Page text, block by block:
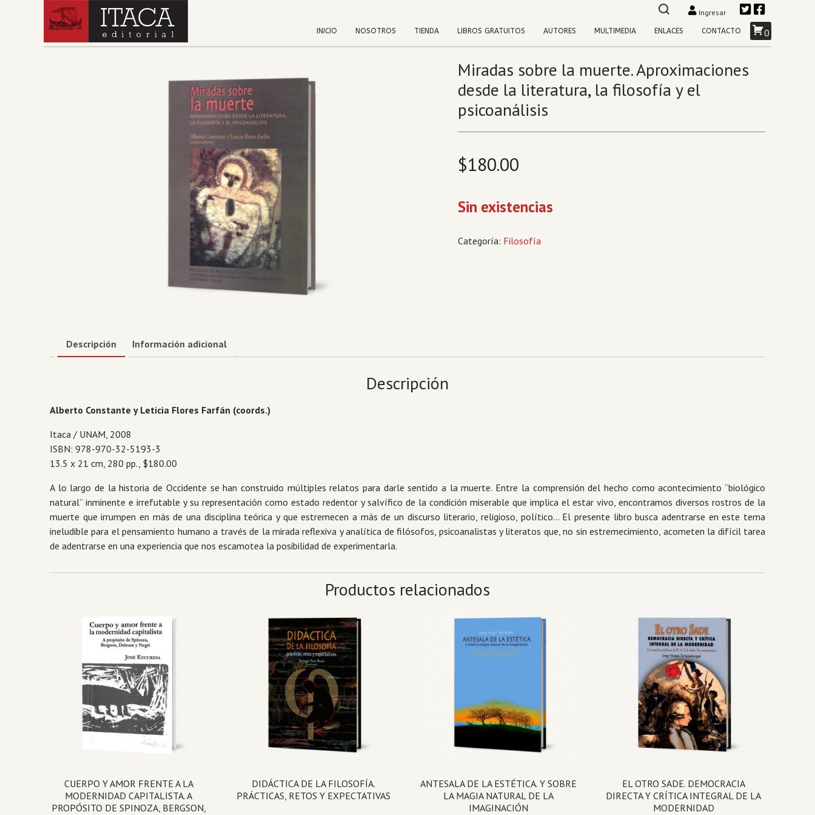
Ingresar
0
INICIO NOSOTROS TIENDA LIBROS GRATUITOS AUTORES MULTIMEDIA ENLACES CONTACTO
Miradas sobre la muerte. Aproximaciones
desde la literatura, la filosofía y el
psicoanálisis
$180.00
Sin existencias
Categoría: Filosofía
Descripción Información adicional
Descripción
Alberto Constante y Leticia Flores Farfán (coords.)
Itaca / UNAM, 2008
ISBN: 978-970-32-5193-3
13.5 x 21 cm, 280 pp., $180.00
A lo largo de la historia de Occidente se han construido múltiples relatos para darle sentido a la muerte. Entre la comprensión del hecho como acontecimiento “biológico
natural” inminente e irrefutable y su representación como estado redentor y salvífico de la condición miserable que implica el estar vivo, encontramos diversos rostros de la
muerte que irrumpen en más de una disciplina teórica y que estremecen a más de un discurso literario, religioso, político… El presente libro busca adentrarse en este tema
ineludible para el pensamiento humano a través de la mirada reflexiva y analítica de filósofos, psicoanalistas y literatos que, no sin estremecimiento, acometen la difícil tarea
de adentrarse en una experiencia que nos escamotea la posibilidad de experimentarla.
Productos relacionados
CUERPO Y AMOR FRENTE A LA
MODERNIDAD CAPITALISTA. A
PROPÓSITO DE SPINOZA, BERGSON,
DIDÁCTICA DE LA FILOSOFÍA.
PRÁCTICAS, RETOS Y EXPECTATIVAS
ANTESALA DE LA ESTÉTICA. Y SOBRE
LA MAGIA NATURAL DE LA
IMAGINACIÓN
EL OTRO SADE. DEMOCRACIA
DIRECTA Y CRÍTICA INTEGRAL DE LA
MODERNIDAD